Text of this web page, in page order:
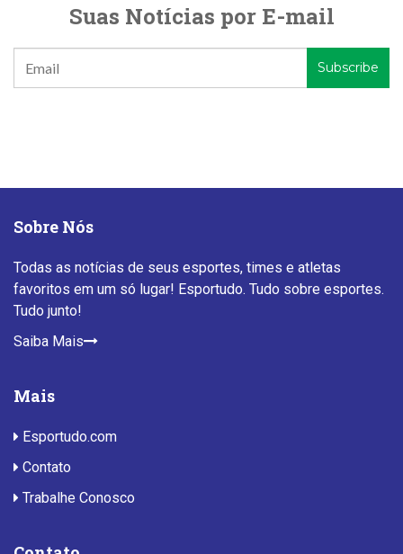
Suas Notícias por E-mail
Sobre Nós
Todas as notícias de seus esportes, times e atletas
favoritos em um só lugar! Esportudo. Tudo sobre esportes.
Tudo junto!
Saiba Mais
Mais
Esportudo.com
Contato
Trabalhe Conosco